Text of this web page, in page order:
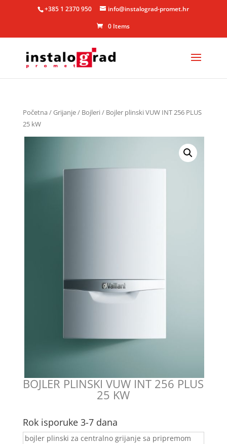
+385 1 2370 950
info@instalograd-promet.hr
0 Items
Početna /Grijanje/ Bojleri/ Bojler plinski VUW INT 256 PLUS
25 kW
BOJLER PLINSKI VUW INT 256 PLUS
25 KW
Rok isporuke 3-7 dana
bojler plinski za centralno grijanje sa pripremom